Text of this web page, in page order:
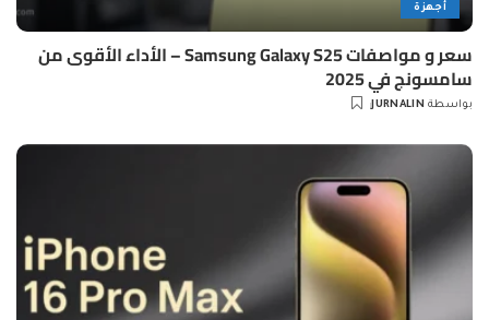
أجهزة
سعر و مواصفات Samsung Galaxy S25 – الأداء الأقوى من
سامسونج في 2025
بواسطة JURNALIN